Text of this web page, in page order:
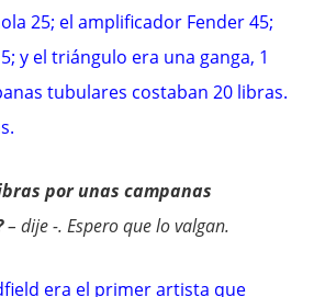
25; el amplificador Fender 45;
y el triángulo era una ganga, 1
tubulares costaban 20 libras.
por unas campanas
– dije -. Espero que lo valgan.
era el primer artista que